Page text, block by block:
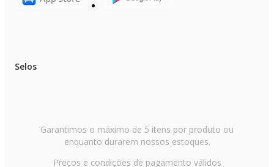
Selos
Garantimos o máximo de 5 itens por produto ou
enquanto durarem nossos estoques.
Preços e condições de pagamento válidos